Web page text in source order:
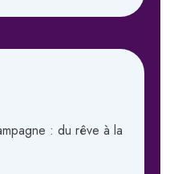
: du rêve à la